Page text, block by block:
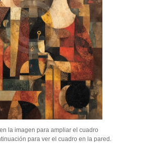
la imagen para ampliar el cuadro
para ver el cuadro en la pared.